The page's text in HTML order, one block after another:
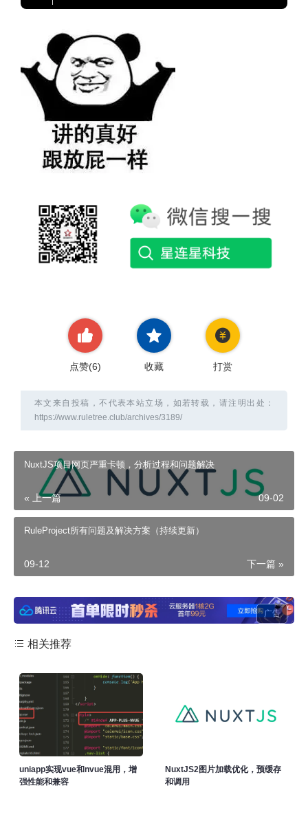
点赞(6) 收藏 打赏
本文来自投稿，不代表本站立场，如若转载，请注明出处：
https://www.ruletree.club/archives/3189/
NuxtJS项目网页严重卡顿，分析过程和问题解决
« 上一篇 09-02
RuleProject所有问题及解决方案（持续更新）
下一篇 »
09-12
广告
相关推荐
uniapp实现vue和nvue混用，增
强性能和兼容
NuxtJS2图片加载优化，预缓存
和调用